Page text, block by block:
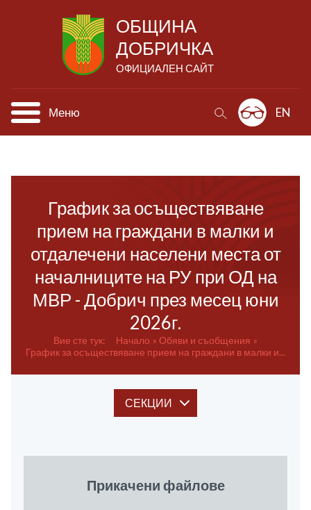
ОБЩИНА
ДОБРИЧКА
ОФИЦИАЛЕН САЙТ
Меню EN
График за осъществяване
прием на граждани в малки и
отдалечени населени места от
началниците на РУ при ОД на
МВР - Добрич през месец юни
2026г.
Вие сте тук: Начало
Обяви и съобщения
График за осъществяване прием на граждани в малки и...
СЕКЦИИ
Прикачени файлове